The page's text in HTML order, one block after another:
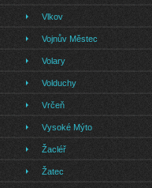
Vlkov
Vojnův Městec
Volary
Volduchy
Vrčeň
Vysoké Mýto
Žacléř
Žatec